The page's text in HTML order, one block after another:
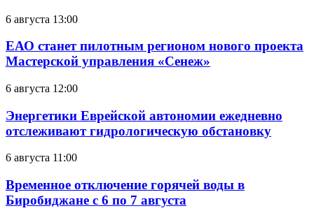
6 августа 13:00
ЕАО станет пилотным регионом нового проекта
Мастерской управления «Сенеж»
6 августа 12:00
Энергетики Еврейской автономии ежедневно
отслеживают гидрологическую обстановку
6 августа 11:00
Временное отключение горячей воды в
Биробиджане с 6 по 7 августа